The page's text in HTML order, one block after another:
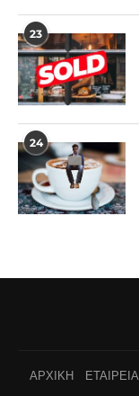
23
24
ΑΡΧΙΚΗ ΕΤΑΙΡΕΙΑ